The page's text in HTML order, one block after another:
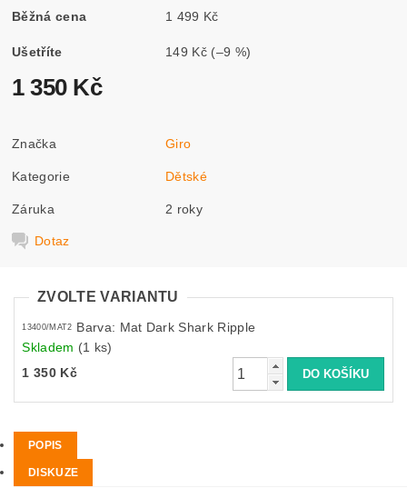
Běžná cena 1 499 Kč
Ušetříte 149 Kč (–9 %)
1 350 Kč
Značka Giro
Kategorie Dětské
Záruka 2 roky
Dotaz
ZVOLTE VARIANTU
13400/MAT2 Barva: Mat Dark Shark Ripple
Skladem (1 ks)
1 350 Kč
POPIS
DISKUZE